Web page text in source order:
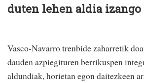
duten lehen aldia izango
Vasco-Navarro trenbide zaharretik
dauden azpiegituren berrikuspen
aldundiak, horietan egon daitezkeen